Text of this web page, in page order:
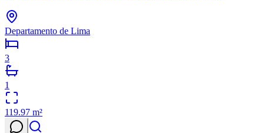
Departamento de Lima
3
1
119.97 m²